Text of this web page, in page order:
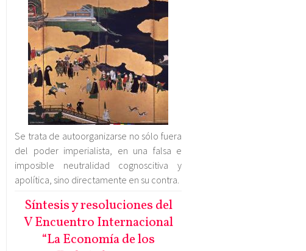
Se trata de autoorganizarse no sólo fuera
del poder imperialista, en una falsa e
imposible neutralidad cognoscitiva y
apolítica, sino directamente en su contra.
Síntesis y resoluciones del
V Encuentro Internacional
“La Economía de los